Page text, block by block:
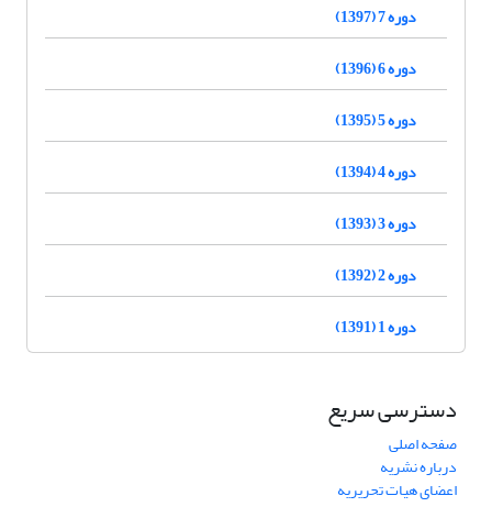
دوره 7 (1397)
دوره 6 (1396)
دوره 5 (1395)
دوره 4 (1394)
دوره 3 (1393)
دوره 2 (1392)
دوره 1 (1391)
دسترسی سریع
صفحه اصلی
درباره نشریه
اعضای هیات تحریریه